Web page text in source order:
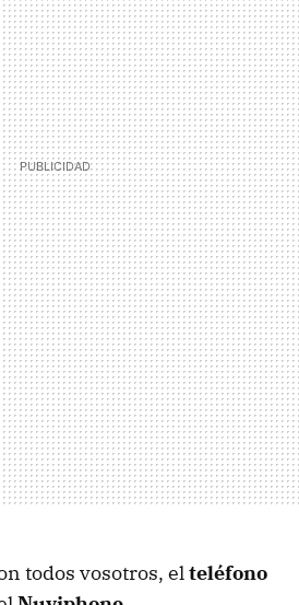
todos vosotros, elteléfono